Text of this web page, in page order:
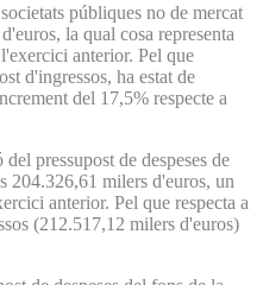
públiques no de mercat
la qual cosa representa
anterior. Pel que
d'ingressos, ha estat de
del 17,5% respecte a
pressupost de despeses de
204.326,61 milers d'euros, un
anterior. Pel que respecta a
(212.517,12 milers d'euros)